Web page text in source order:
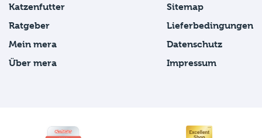
Katzenfutter
Ratgeber
Mein mera
Über mera
Sitemap
Lieferbedingungen
Datenschutz
Impressum